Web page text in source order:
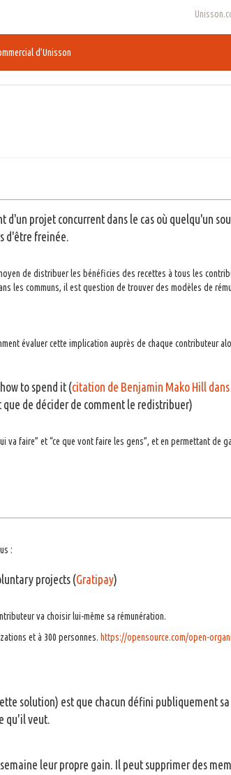
d’Unisson
projet concurrent dans le cas où quelqu'un
d'être freinée.
de distribuer les bénéficies des recettes à tous les
les communs, il est question de trouver des modèles de
évaluer cette implication auprès de chaque contributeur
to spend it (citation de Benjamin Mako Hill
de décider de comment le redistribuer)
faire” et “ce que vont faire les gens”, et en permettant de
:
projects (Gratipay)
va choisir lui-même sa rémunération.
et à 300 personnes. https://opensource.com/open-
solution) est que chacun défini publiquement
qu'il veut.
leur propre gain. Il peut supprimer des